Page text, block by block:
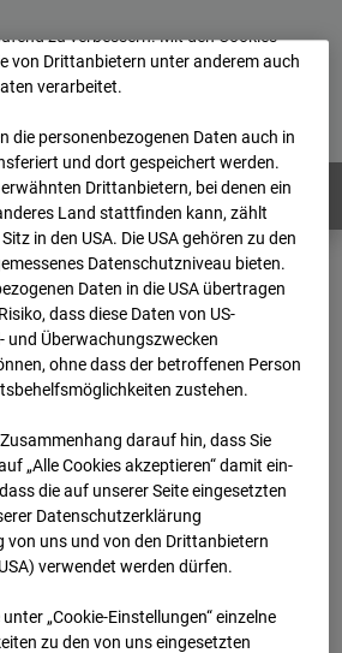
Impressum
Länder
Heddesheim
01 15 13:33
BV
zu verbessern. Mit den Cookies
von Drittanbietern unter anderem auch
verarbeitet.
die personenbezogenen Daten auch in
und dort gespeichert werden.
Drittanbietern, bei denen ein
Land stattfinden kann, zählt
in den USA. Die USA gehören zu den
Datenschutzniveau bieten.
Daten in die USA übertragen
dass diese Daten von US-
und Überwachungszwecken
ohne dass der betroffenen Person
zustehen.
darauf hin, dass Sie
„Alle Cookies akzeptieren“ damit ein­
die auf unserer Seite eingesetzten
Datenschutzerklärung
von uns und von den Drittanbietern
verwendet werden dürfen.
„Cookie-Einstellungen“ einzelne
zu den von uns eingesetzten